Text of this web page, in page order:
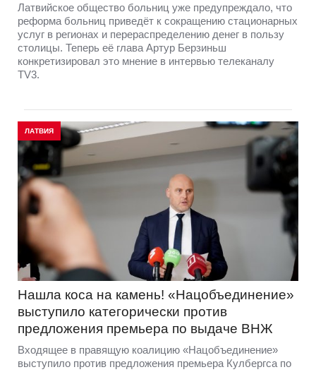
Латвийское общество больниц уже предупреждало, что
реформа больниц приведёт к сокращению стационарных
услуг в регионах и перераспределению денег в пользу
столицы. Теперь её глава Артур Берзиньш
конкретизировал это мнение в интервью телеканалу
TV3.
ЛАТВИЯ
Нашла коса на камень! «Нацобъединение»
выступило категорически против
предложения премьера по выдаче ВНЖ
Входящее в правящую коалицию «Нацобъединение»
выступило против предложения премьера Кулбергса по